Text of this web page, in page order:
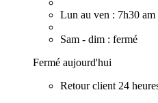
Lun au ven : 7h30 am
Sam - dim : fermé
Fermé aujourd'hui
Retour client 24